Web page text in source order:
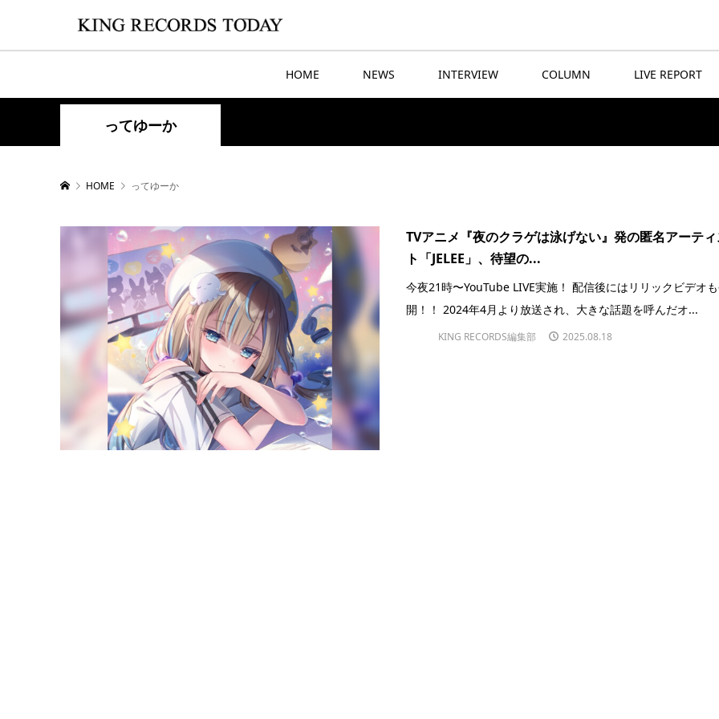
HOME NEWS INTERVIEW COLUMN LIVE REPORT
ってゆーか
HOME ってゆーか
TVアニメ『夜のクラゲは泳げない』発の匿名アーテ
ト「JELEE」、待望の...
今夜21時〜YouTube LIVE実施！ 配信後にはリリックビデオ
開！！ 2024年4月より放送され、大きな話題を呼んだオ...
KING RECORDS編集部 2025.08.18